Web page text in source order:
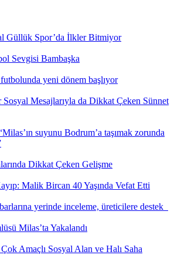
Güllük Spor’da İlkler Bitmiyor
Sevgisi Bambaşka
yeni dönem başlıyor
Sosyal Mesajlarıyla da Dikkat Çeken Sünnet
suyunu Bodrum’a taşımak zorunda
Dikkat Çeken Gelişme
Malik Bircan 40 Yaşında Vefat Etti
yerinde inceleme, üreticilere destek
Milas’ta Yakalandı
Amaçlı Sosyal Alan ve Halı Saha